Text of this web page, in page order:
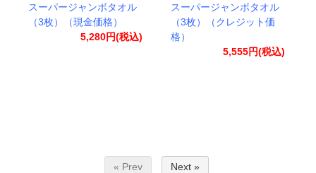
スーパージャンボタオル
（3枚）（現金価格）
5,280円(税込)
スーパージャンボタオル
（3枚）（クレジット価
格）
5,555円(税込)
« Prev Next »